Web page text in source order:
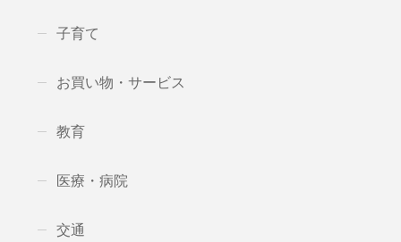
子育て
お買い物・サービス
教育
医療・病院
交通